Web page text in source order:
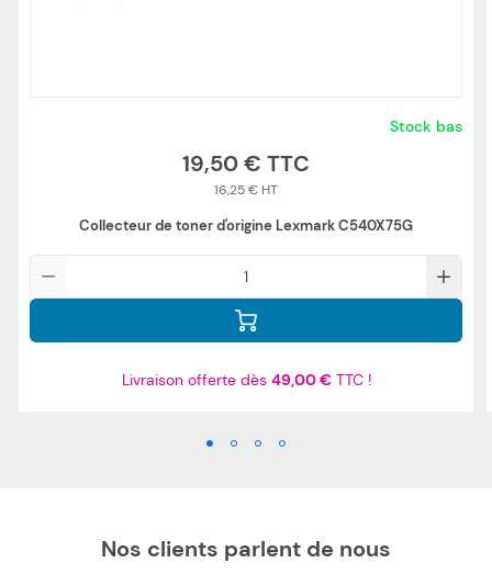
Stock bas
19,50 €
16,25 €
Collecteur de toner d'origine Lexmark C540X75G
Livraison offerte dès 49,00 €TTC !
Nos clients parlent de nous